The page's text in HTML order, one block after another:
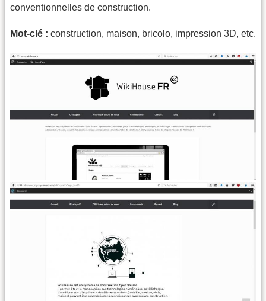
conventionnelles de construction.
Mot-clé : construction, maison, bricolo, impression 3D, etc.